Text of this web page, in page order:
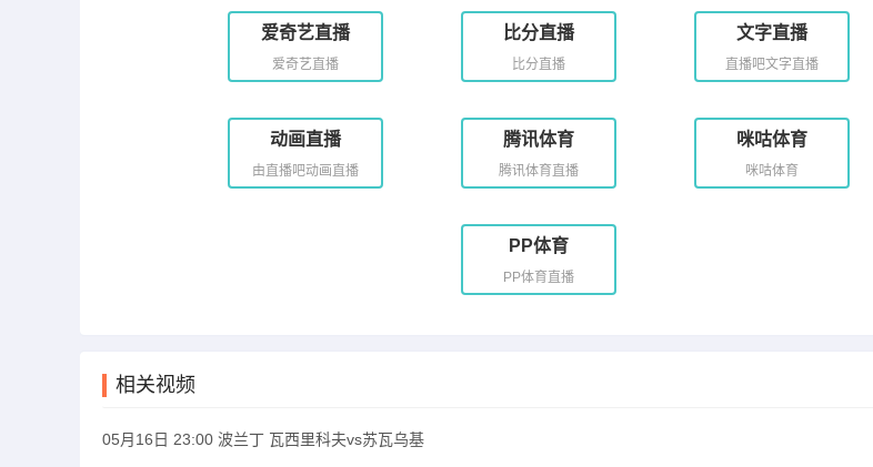
爱奇艺直播
爱奇艺直播
比分直播
比分直播
文字直播
直播吧文字直播
动画直播
由直播吧动画直播
腾讯体育
腾讯体育直播
咪咕体育
咪咕体育
PP体育
PP体育直播
相关视频
05月16日 23:00 波兰丁 瓦西里科夫vs苏瓦乌基